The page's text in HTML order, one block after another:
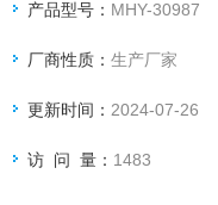
产品型号： MHY-30987
厂商性质：生产厂家
更新时间： 2024-07-26
访 问 量： 1483